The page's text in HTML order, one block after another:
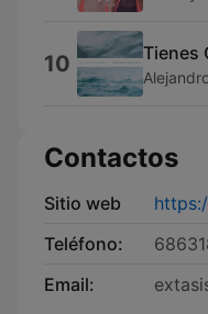
10 Tienes
Contactos
Sitio web
Teléfono:
Email: